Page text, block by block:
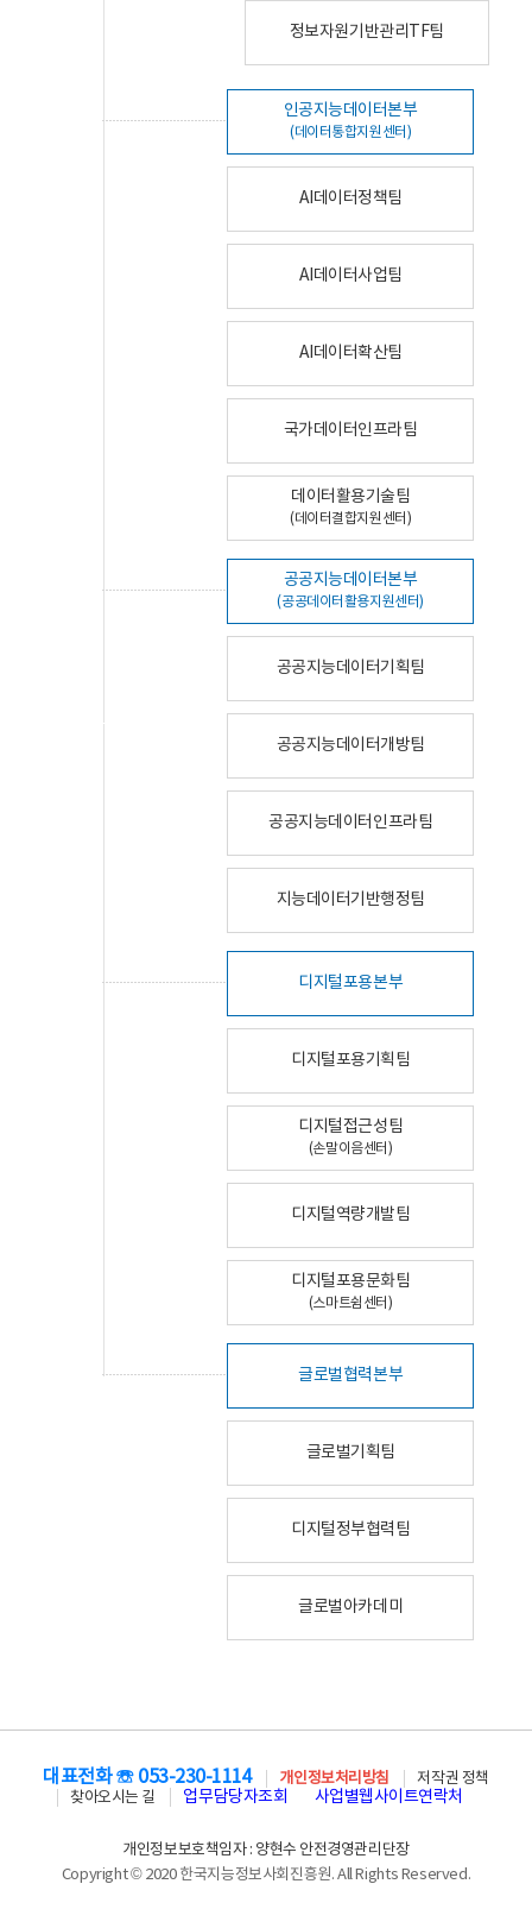
정보자원기반관리TF팀
인공지능데이터본부
(데이터통합지원센터)
AI데이터정책팀
AI데이터사업팀
AI데이터확산팀
국가데이터인프라팀
데이터활용기술팀
(데이터결합지원센터)
공공지능데이터본부
(공공데이터활용지원센터)
공공지능데이터기획팀
공공지능데이터개방팀
공공지능데이터인프라팀
지능데이터기반행정팀
디지털포용본부
디지털포용기획팀
디지털접근성팀
(손말이음센터)
디지털역량개발팀
디지털포용문화팀
(스마트쉼센터)
글로벌협력본부
글로벌기획팀
디지털정부협력팀
글로벌아카데미
대표전화 ☏ 053-230-1114 개인정보처리방침
저작권 정책
찾아오시는 길
업무담당자조회 사업별웹사이트연락처
개인정보보호책임자 : 양현수 안전경영관리단장
Copyright © 2020 한국지능정보사회진흥원. All Rights Reserved.